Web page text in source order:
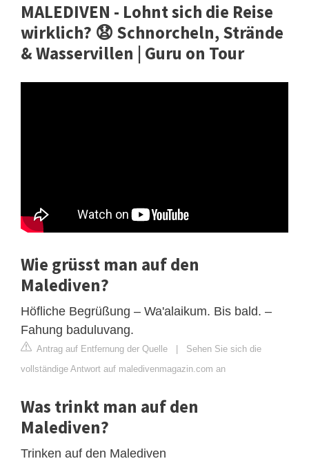
MALEDIVEN - Lohnt sich die Reise
wirklich? 😧 Schnorcheln, Strände
& Wasservillen | Guru on Tour
Wie grüsst man auf den
Malediven?
Höfliche Begrüßung – Wa'alaikum. Bis bald. –
Fahung baduluvang.
Antrag auf Entfernung der Quelle | Sehen Sie sich die
vollständige Antwort auf maledivenmagazin.com an
Was trinkt man auf den
Malediven?
Trinken auf den Malediven